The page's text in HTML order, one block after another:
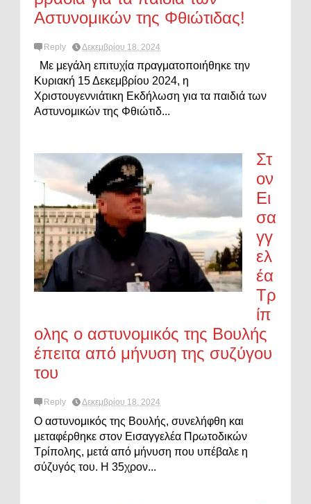
Αστυνομικών της Φθιώτιδας!
Reply Δεκεμβρίου 18, 2024
Με μεγάλη επιτυχία πραγματοποιήθηκε την
Κυριακή 15 Δεκεμβρίου 2024, η
Χριστουγεννιάτικη Εκδήλωση για τα παιδιά των
Αστυνομικών της Φθιώτιδ...
Στ
ον
Ει
σα
γγ
ελ
έα
Τρ
ίπ
ολης ο αστυνομικός της Βουλής
έπειτα από μήνυση της συζύγου
του
Reply Δεκεμβρίου 18, 2024
Ο αστυνομικός της Βουλής, συνελήφθη και
μεταφέρθηκε στον Εισαγγελέα Πρωτοδικών
Τρίπολης, μετά από μήνυση που υπέβαλε η
σύζυγός του. Η 35χρον...